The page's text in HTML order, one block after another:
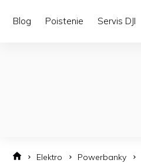
Blog Poistenie Servis DJI
Elektro Powerbanky